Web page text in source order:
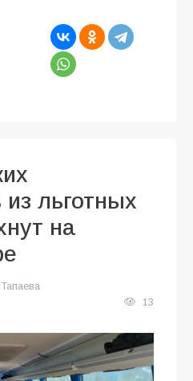
льготных
на
13